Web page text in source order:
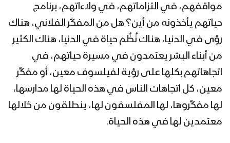
عبدالملك بدر الدين الحوثي 22 رمضان
المحاضرة الرمضانية الحادية والعشرون
للسيد عبدالملك بدرالدين الحوثي 21
رمضان 1443هـ
المحاضرة الرمضانية العشرون (ذكرى
استشهاد الإمام علي عليه السلام) للسيد
1443 هـ
مواقفهم، في التزاماتهم، في ولاءاتهم، برنامج
حياتهم يأخذونه من أين؟ هل من المفكِّر الفلاني، هناك
رؤى في الدنيا، هناك نُظُم حياة في الدنيا، هناك الكثير
من أبناء البشر يعتمدون في مسيرة حياتهم، في
اتجاهاتهم بكلها على رؤية لفيلسوف معين، أو مفكِّر
معين، كل اتجاهات الناس في هذه الحياة لها مدارسها،
لها مفكِّروها، لها المفلسفون لها، ينطلقون من خلالها
معتمدين لها في هذه الحياة.